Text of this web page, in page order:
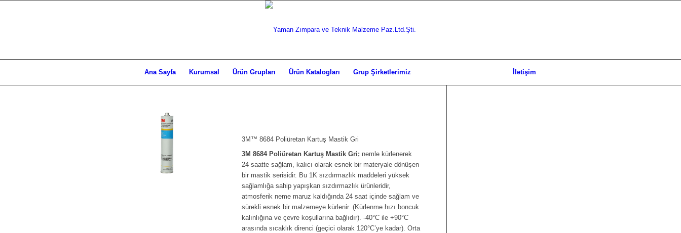
Ana Sayfa Kurumsal Ürün Grupları Ürün Katalogları Grup Şirketlerimiz İletişim
3M™ 8684 Poliüretan Kartuş Mastik Gri
3M 8684 Poliüretan Kartuş Mastik Gri; nemle kürlenerek
24 saatte sağlam, kalıcı olarak esnek bir materyale dönüşen
bir mastik serisidir. Bu 1K sızdırmazlık maddeleri yüksek
sağlamlığa sahip yapışkan sızdırmazlık ürünleridir,
atmosferik neme maruz kaldığında 24 saat içinde sağlam ve
sürekli esnek bir malzemeye kürlenir. (Kürlenme hızı boncuk
kalınlığına ve çevre koşullarına bağlıdır). -40°C ile +90°C
arasında sıcaklık direnci (geçici olarak 120°C’ye kadar). Orta